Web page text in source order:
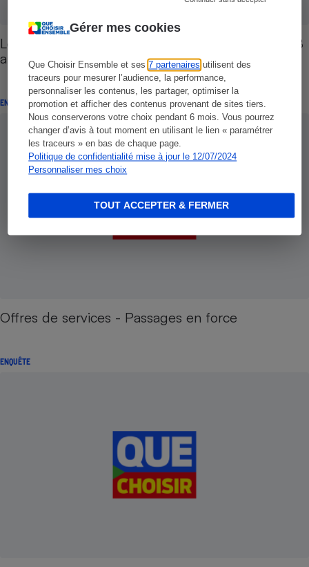
Gérer mes cookies
Que Choisir Ensemble et ses7 partenaires utilisent des
traceurs pour mesurer l’audience, la performance,
personnaliser les contenus, les partager, optimiser la
promotion et afficher des contenus provenant de sites tiers.
Nous conserverons votre choix pendant 6 mois. Vous pourrez
changer d’avis à tout moment en utilisant le lien « paramétrer
les traceurs » en bas de chaque page.
Politique de confidentialité mise à jour le 12/07/2024
Personnaliser mes choix
TOUT ACCEPTER & FERMER
Les meilleures "offres jeunes" des banques - 0-18
ans : l'offre à trois temps
ENQUÊTE
Offres de services - Passages en force
ENQUÊTE